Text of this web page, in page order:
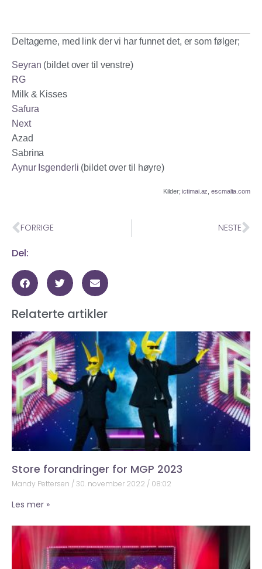
Deltagerne, med link der vi har funnet det, er som følger;
Seyran (bildet over til venstre)
RG
Milk & Kisses
Safura
Next
Azad
Sabrina
Aynur Isgenderli (bildet over til høyre)
Kilder;ictimai.az ,escmalta.com
FORRIGE NESTE
Del:
Relaterte artikler
Store forandringer for MGP 2023
Mandy Pettersen 30. november 2022 08:02
Les mer »